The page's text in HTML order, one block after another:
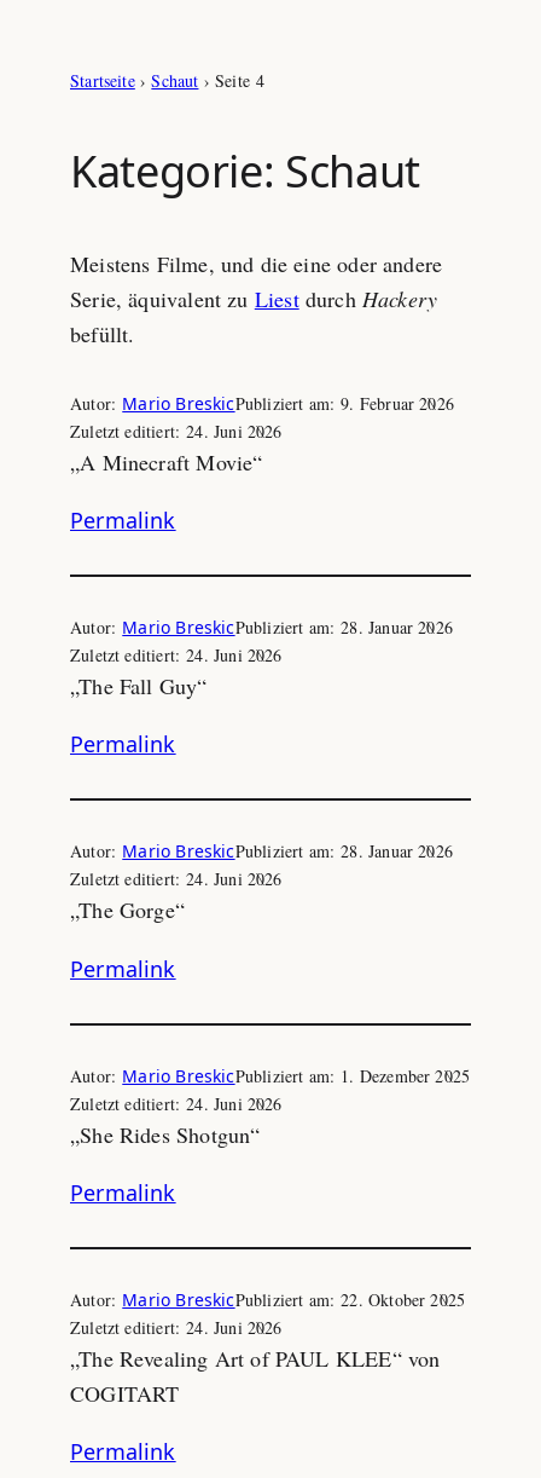
Startseite›Schaut › Seite 4
Kategorie: Schaut
Meistens Filme, und die eine oder andere
Serie, äquivalent zu Liestdurch Hackery
befüllt.
Autor: Mario BreskicPubliziert am:9. Februar 2026
Zuletzt editiert:24. Juni 2026
„A Minecraft Movie“
Permalink
Autor: Mario BreskicPubliziert am:28. Januar 2026
Zuletzt editiert:24. Juni 2026
„The Fall Guy“
Permalink
Autor: Mario BreskicPubliziert am:28. Januar 2026
Zuletzt editiert:24. Juni 2026
„The Gorge“
Permalink
Autor: Mario BreskicPubliziert am: 1. Dezember 2025
Zuletzt editiert:24. Juni 2026
„She Rides Shotgun“
Permalink
Autor: Mario BreskicPubliziert am:22. Oktober 2025
Zuletzt editiert:24. Juni 2026
„The Revealing Art of PAUL KLEE“ von
COGITART
Permalink